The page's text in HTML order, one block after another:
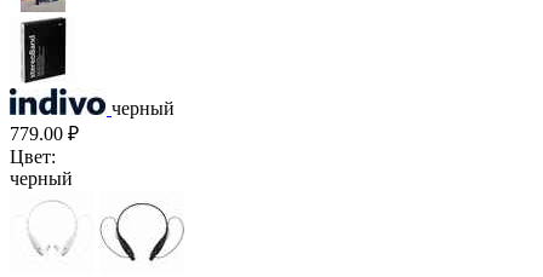
черный
779.00 ₽
Цвет:
черный